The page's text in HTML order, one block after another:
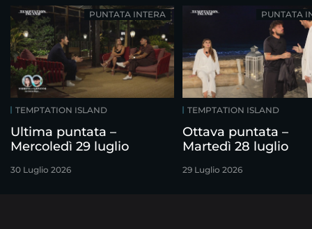
TEMPTATION ISLAND
Ultima puntata –
Mercoledì 29 luglio
30 Luglio 2026
PUNTATA INTERA
TEMPTATION ISLAND
Ottava puntata –
Martedì 28 luglio
29 Luglio 2026
PUNTATA